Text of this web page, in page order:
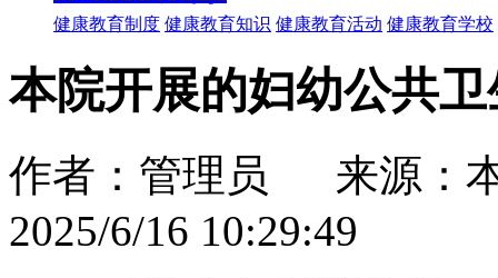
健康教育制度 健康教育知识 健康教育活动 健康教育学校
本院开展的妇幼公共
作者：管理员 来源：
2025/6/16 10:29:49